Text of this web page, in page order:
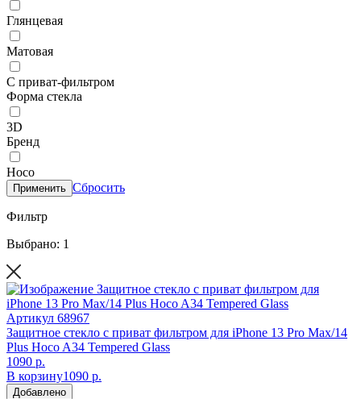
Глянцевая
Матовая
С приват-фильтром
Форма стекла
3D
Бренд
Hoco
Применить Сбросить
Фильтр
Выбрано: 1
Артикул 68967
Защитное стекло с приват фильтром для iPhone 13 Pro Max/14
Plus Hoco A34 Tempered Glass
1090 р.
В корзину1090 р.
Добавлено